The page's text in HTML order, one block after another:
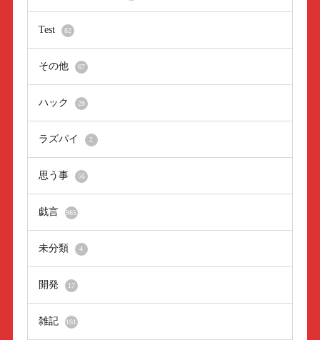
Test 82
その他 67
ハック 28
ラズパイ 2
思う事 56
戯言 965
未分類 4
開発 17
雑記 161